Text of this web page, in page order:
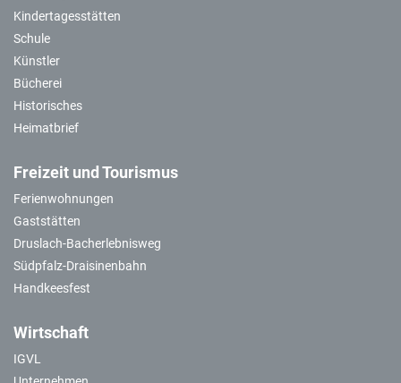
Kindertagesstätten
Schule
Künstler
Bücherei
Historisches
Heimatbrief
Freizeit und Tourismus
Ferienwohnungen
Gaststätten
Druslach-Bacherlebnisweg
Südpfalz-Draisinenbahn
Handkeesfest
Wirtschaft
IGVL